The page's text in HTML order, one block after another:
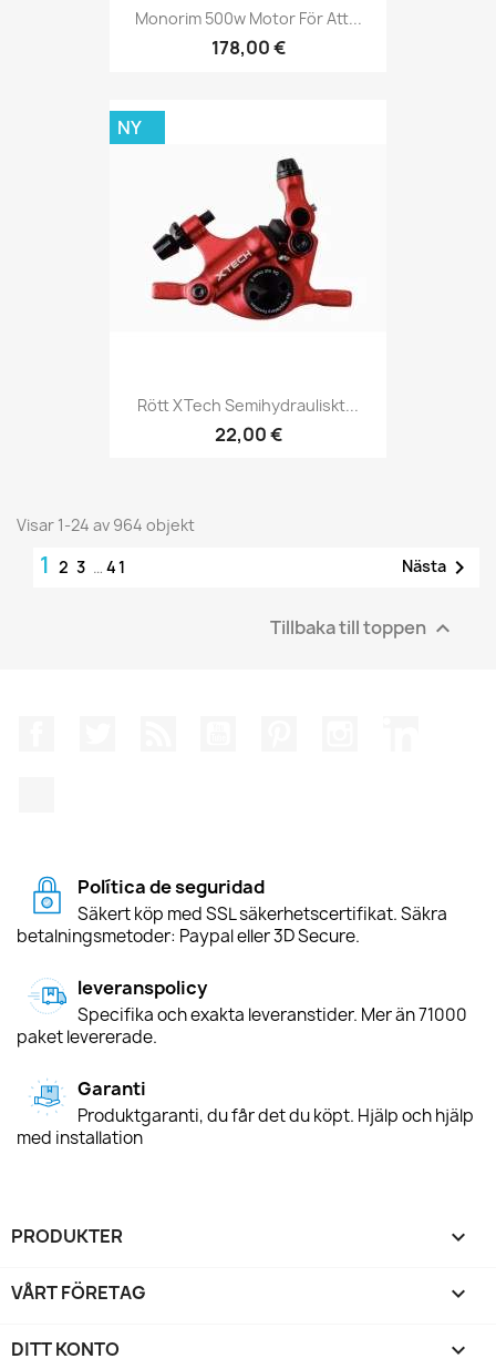
Monorim 500w Motor För Att...
178,00 €
Rött XTech Semihydrauliskt...
22,00 €
NY
Visar 1-24 av 964 objekt
1 2 3 … 41 Nästa 
Tillbaka till toppen 
Política de seguridad
Säkert köp med SSL säkerhetscertifikat. Säkra
betalningsmetoder: Paypal eller 3D Secure.
leveranspolicy
Specifika och exakta leveranstider. Mer än 71000
paket levererade.
Garanti
Produktgaranti, du får det du köpt. Hjälp och hjälp
med installation
PRODUKTER 
VÅRT FÖRETAG 
DITT KONTO 